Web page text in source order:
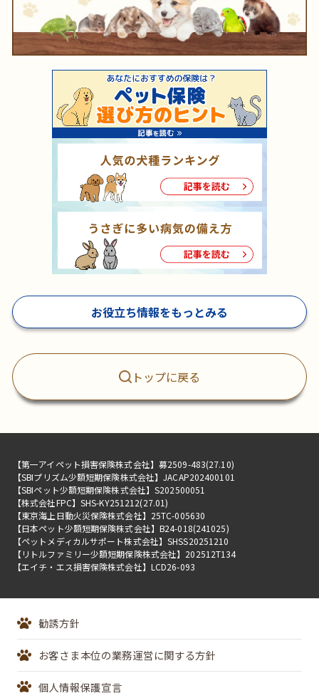
お役立ち情報をもっとみる
トップに戻る
株式会社セゾン保険サービス
【第一アイペット損害保険株式会社】募2509-483(27.10)
【SBIプリズム少額短期保険株式会社】JACAP202400101
【SBIペット少額短期保険株式会社】S202500051
【株式会社FPC】SHS-KY251212(27.01)
【東京海上日動火災保険株式会社】25TC-005630
【日本ペット少額短期保険株式会社】B24-018(241025)
【ペットメディカルサポート株式会社】SHSS20251210
【リトルファミリー少額短期保険株式会社】202512T134
【エイチ・エス損害保険株式会社】LCD26-093
勧誘方針
お客さま本位の業務運営に関する方針
個人情報保護宣言